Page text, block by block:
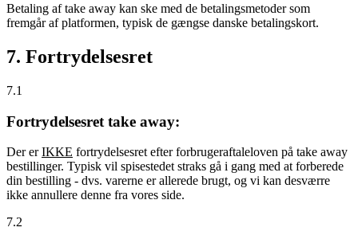
Betaling af take away kan ske med de betalingsmetoder som
fremgår af platformen, typisk de gængse danske betalingskort.
7. Fortrydelsesret
7.1
Fortrydelsesret take away:
Der erIKKE fortrydelsesret efter forbrugeraftaleloven på take away
bestillinger. Typisk vil spisestedet straks gå i gang med at forberede
din bestilling - dvs. varerne er allerede brugt, og vi kan desværre
ikke annullere denne fra vores side.
7.2